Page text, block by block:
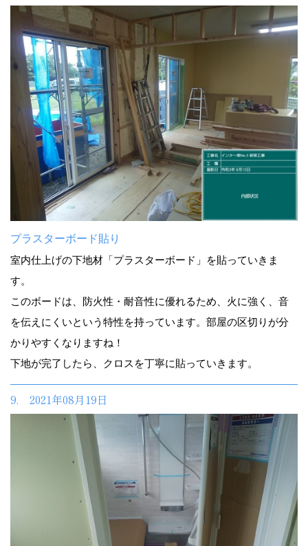
プラスターボード貼り
室内仕上げの下地材「プラスターボード」を貼っていきま
す。
このボードは、防火性・耐音性に優れるため、火に強く、音
を伝えにくいという特性を持っています。部屋の区切りが分
かりやすくなりますね！
下地が完了したら、クロスを丁寧に貼っていきます。
9. 2021年08月19日